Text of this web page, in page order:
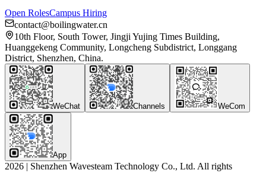
Open RolesCampus Hiring
contact@boilingwater.cn
10th Floor, South Tower, Jingji Yujing Times Building,
Huanggekeng Community, Longcheng Subdistrict, Longgang
District, Shenzhen, China.
WeChat Channels WeCom
App
2026 | Shenzhen Wavesteam Technology Co., Ltd. All rights